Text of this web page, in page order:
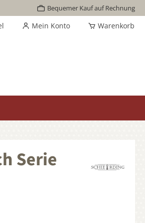
Bequemer Kauf auf Rechnung
Mein Konto Warenkorb
Serie